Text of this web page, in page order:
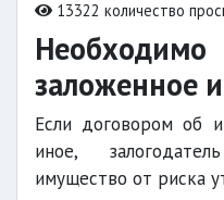
13322 количество
заложенное
Если договором об
иное,
имущество от риска